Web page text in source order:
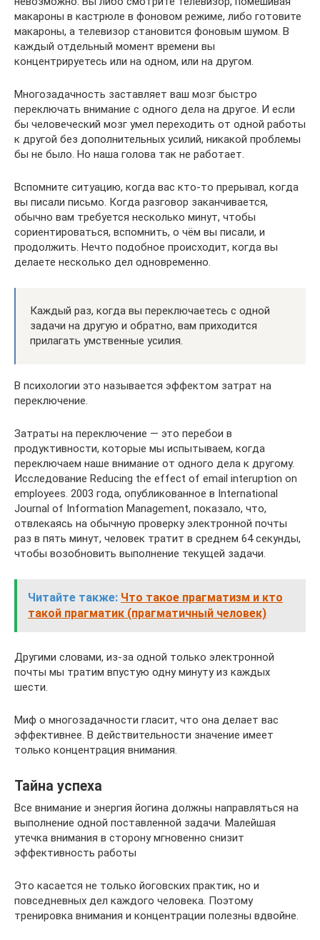
макароны в кастрюле в фоновом режиме, либо готовите
макароны, а телевизор становится фоновым шумом. В
каждый отдельный момент времени вы
концентрируетесь или на одном, или на другом.
Многозадачность заставляет ваш мозг быстро
переключать внимание с одного дела на другое. И если
бы человеческий мозг умел переходить от одной работы
к другой без дополнительных усилий, никакой проблемы
бы не было. Но наша голова так не работает.
Вспомните ситуацию, когда вас кто-то прерывал, когда
вы писали письмо. Когда разговор заканчивается,
обычно вам требуется несколько минут, чтобы
сориентироваться, вспомнить, о чём вы писали, и
продолжить. Нечто подобное происходит, когда вы
делаете несколько дел одновременно.
Каждый раз, когда вы переключаетесь с одной
задачи на другую и обратно, вам приходится
прилагать умственные усилия.
В психологии это называется эффектом затрат на
переключение.
Затраты на переключение — это перебои в
продуктивности, которые мы испытываем, когда
переключаем наше внимание от одного дела к другому.
Исследование Reducing the effect of email interuption on
employees. 2003 года, опубликованное в International
Journal of Information Management, показало, что,
отвлекаясь на обычную проверку электронной почты
раз в пять минут, человек тратит в среднем 64 секунды,
чтобы возобновить выполнение текущей задачи.
Читайте также: Что такое прагматизм и кто
такой прагматик (прагматичный человек)
Другими словами, из-за одной только электронной
почты мы тратим впустую одну минуту из каждых
шести.
Миф о многозадачности гласит, что она делает вас
эффективнее. В действительности значение имеет
только концентрация внимания.
Тайна успеха
Все внимание и энергия йогина должны направляться на
выполнение одной поставленной задачи. Малейшая
утечка внимания в сторону мгновенно снизит
эффективность работы
Это касается не только йоговских практик, но и
повседневных дел каждого человека. Поэтому
тренировка внимания и концентрации полезны вдвойне.